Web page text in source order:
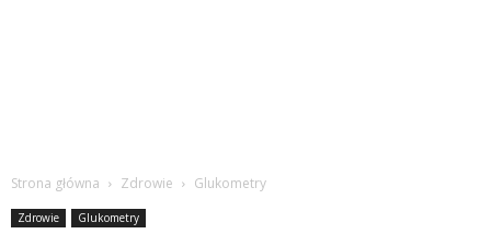
Strona główna Zdrowie Glukometry
Zdrowie Glukometry